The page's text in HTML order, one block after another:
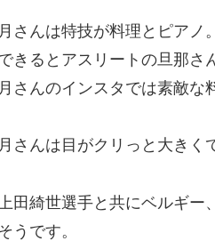
さんは特技が料理とピアノ
きるとアスリートの旦那さ
さんのインスタでは素敵な
さんは目がクリっと大きく
田綺世選手と共にベルギー
うです。